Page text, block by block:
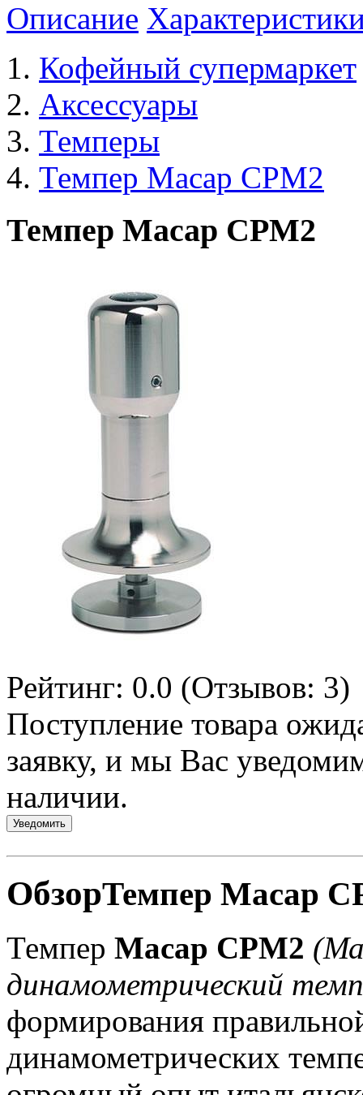
Описание
Кофейный супермаркет
Аксессуары
Темперы
Темпер Macap СPM2
Темпер Macap СPM2
Рейтинг: 0.0 (Отзывов: 3)
Поступление товара
заявку, и мы Вас
наличии.
Уведомить
ОбзорТемпер Macap
Темпер Macap СPM2
динамометрический
формирования
динамометрических